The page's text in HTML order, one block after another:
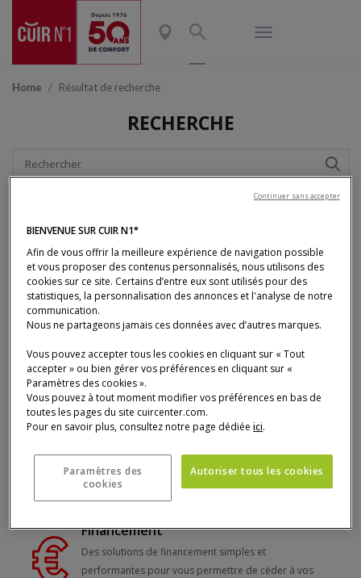
Home Résultat de recherche
RECHERCHE
5 raisons de choisir Cuir N°1
Double
Tous les canapés sont couverts par une double
garantie 5 ans/structure et 2 ans/revêtement.
Financement
Des solutions de financement simples et
performantes pour vous permettre de céder à vos
BIENVENUE SUR CUIR N1°
Afin de vous offrir la meilleure expérience de navigation possible
et vous proposer des contenus personnalisés, nous utilisons des
cookies sur ce site. Certains d’entre eux sont utilisés pour des
statistiques, la personnalisation des annonces et l'analyse de notre
communication.
Nous ne partageons jamais ces données avec d’autres marques.
Vous pouvez accepter tous les cookies en cliquant sur « Tout
accepter » ou bien gérer vos préférences en cliquant sur «
Paramètres des cookies ».
Vous pouvez à tout moment modifier vos préférences en bas de
toutes les pages du site cuircenter.com.
Pour en savoir plus, consultez notre page dédiéeici.
Paramètres des
cookies
Autoriser tous les cookies
Continuer sans accepter